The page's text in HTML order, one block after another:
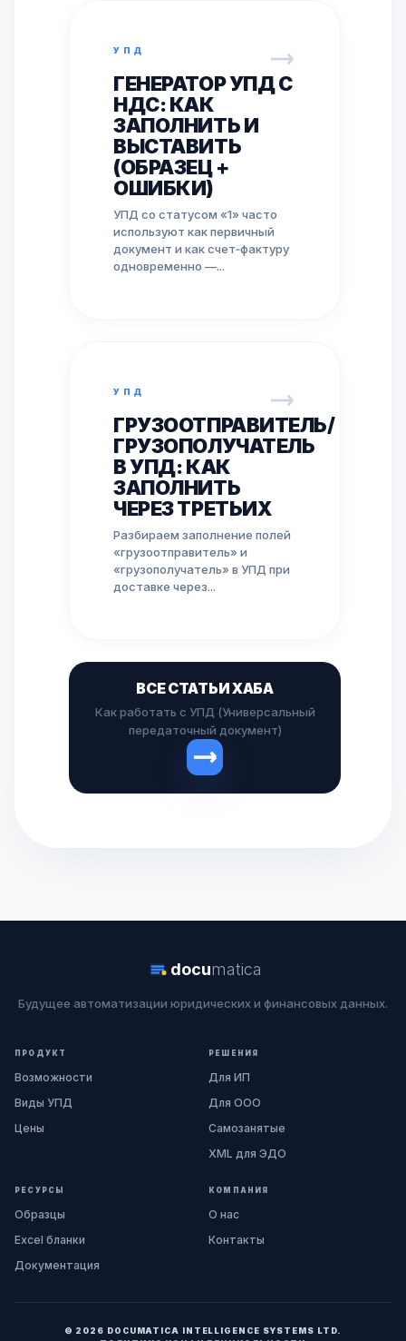
УПД
ГЕНЕРАТОР УПД С
НДС: КАК
ЗАПОЛНИТЬ И
ВЫСТАВИТЬ
(ОБРАЗЕЦ +
ОШИБКИ)
УПД со статусом «1» часто
используют как первичный
документ и как счет‑фактуру
одновременно —...
УПД
ГРУЗООТПРАВИТЕЛЬ/
ГРУЗОПОЛУЧАТЕЛЬ
В УПД: КАК
ЗАПОЛНИТЬ
ЧЕРЕЗ ТРЕТЬИХ
Разбираем заполнение полей
«грузоотправитель» и
«грузополучатель» в УПД при
доставке через...
ВСЕ СТАТЬИ ХАБА
Как работать с УПД (Универсальный
передаточный документ)
documatica
Будущее автоматизации юридических и финансовых данных.
ПРОДУКТ
Возможности
Виды УПД
Цены
РЕШЕНИЯ
Для ИП
Для ООО
Самозанятые
XML для ЭДО
РЕСУРСЫ
Образцы
Excel бланки
Документация
КОМПАНИЯ
О нас
Контакты
© 2026 DOCUMATICA INTELLIGENCE SYSTEMS LTD.